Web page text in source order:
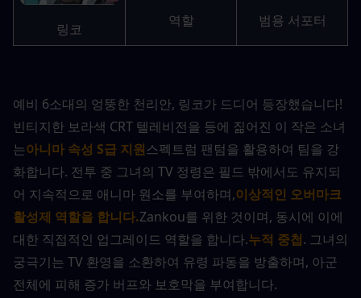
링코 역할 범용 서포터
예비 6소대의 엉뚱한 천리안, 링코가 드디어 등장했습니다!
빈티지한 보라색 CRT 텔레비전을 등에 짊어진 이 작은 소녀
는아니마 속성 S급 지원스펙트럼 팬텀을 활용하여 팀을 강
화합니다. 전투 중 그녀의 TV 정령은 필드 밖에서도 유지되
어 지속적으로 애니마 원소를 부여하며,이상적인 오버마크
활성제 역할을 합니다.Zankou를 위한 것이며, 동시에 이에
대한 직접적인 업그레이드 역할을 합니다.누적 중첩. 그녀의
궁극기는 TV 환영을 소환하여 유령 파동을 방출하며, 아군
전체에 피해 증가 버프와 보호막을 부여합니다.